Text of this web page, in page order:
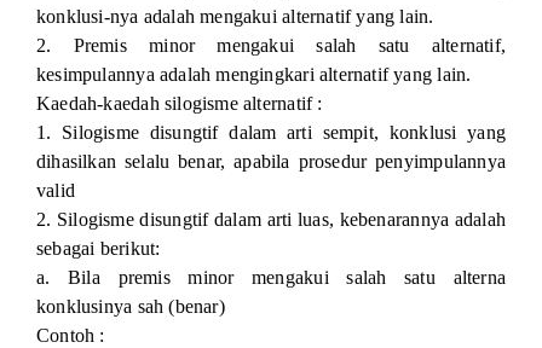
konklusi-nya adalah mengakui alternatif yang lain.
2. Premis minor mengakui salah satu alternatif,
kesimpulannya adalah mengingkari alternatif yang lain.
Kaedah-kaedah silogisme alternatif :
1. Silogisme disungtif dalam arti sempit, konklusi yang
dihasilkan selalu benar, apabila prosedur penyimpulannya
valid
2. Silogisme disungtif dalam arti luas, kebenarannya adalah
sebagai berikut:
a. Bila premis minor mengakui salah satu alterna
konklusinya sah (benar)
Contoh :